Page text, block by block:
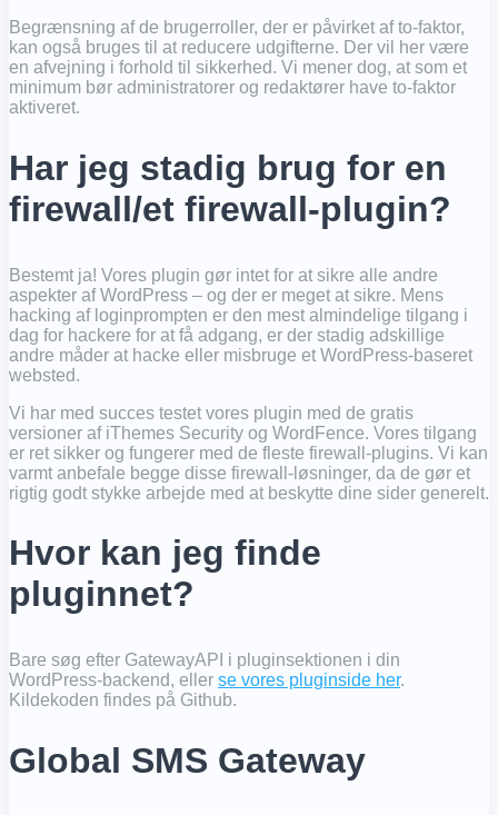
Begrænsning af de brugerroller, der er påvirket af to-faktor,
kan også bruges til at reducere udgifterne. Der vil her være
en afvejning i forhold til sikkerhed. Vi mener dog, at som et
minimum bør administratorer og redaktører have to-faktor
aktiveret.
Har jeg stadig brug for en
firewall/et firewall-plugin?
Bestemt ja! Vores plugin gør intet for at sikre alle andre
aspekter af WordPress – og der er meget at sikre. Mens
hacking af loginprompten er den mest almindelige tilgang i
dag for hackere for at få adgang, er der stadig adskillige
andre måder at hacke eller misbruge et WordPress-baseret
websted.
Vi har med succes testet vores plugin med de gratis
versioner af iThemes Security og WordFence. Vores tilgang
er ret sikker og fungerer med de fleste firewall-plugins. Vi kan
varmt anbefale begge disse firewall-løsninger, da de gør et
rigtig godt stykke arbejde med at beskytte dine sider generelt.
Hvor kan jeg finde
pluginnet?
Bare søg efter GatewayAPI i pluginsektionen i din
WordPress-backend, eller se vores pluginside her.
Kildekoden findes på Github.
Global SMS Gateway